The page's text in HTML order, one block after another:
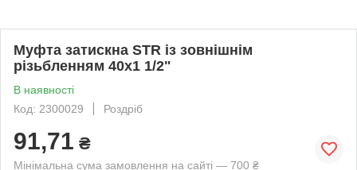
Муфта затискна STR із зовнішнім
різьбленням 40х1 1/2"
В наявності
Код: 2300029
Роздріб
91,71 ₴
Мінімальна сума замовлення на сайті — 700 ₴